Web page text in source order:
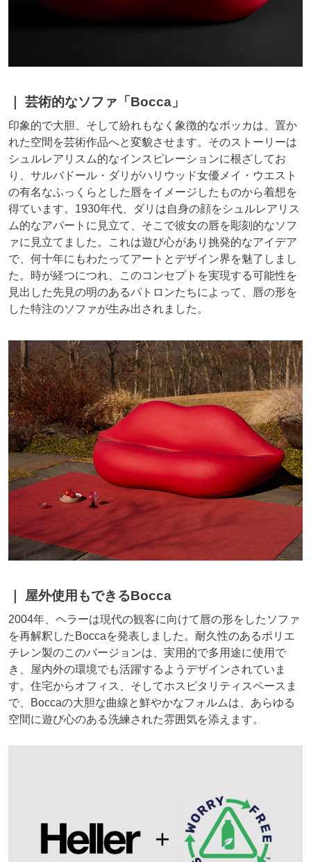
芸術的なソファ「Bocca」
印象的で大胆、そして紛れもなく象徴的なボッカは、置か
れた空間を芸術作品へと変貌させます。そのストーリーは
シュルレアリスム的なインスピレーションに根ざしてお
り、サルバドール・ダリがハリウッド女優メイ・ウエスト
の有名なふっくらとした唇をイメージしたものから着想を
得ています。1930年代、ダリは自身の顔をシュルレアリス
ム的なアパートに見立て、そこで彼女の唇を彫刻的なソフ
ァに見立てました。これは遊び心があり挑発的なアイデア
で、何十年にもわたってアートとデザイン界を魅了しまし
た。時が経つにつれ、このコンセプトを実現する可能性を
見出した先見の明のあるパトロンたちによって、唇の形を
した特注のソファが生み出されました。
屋外使用もできるBocca
2004年、ヘラーは現代の観客に向けて唇の形をしたソファ
を再解釈したBoccaを発表しました。耐久性のあるポリエ
チレン製のこのバージョンは、実用的で多用途に使用で
き、屋内外の環境でも活躍するようデザインされていま
す。住宅からオフィス、そしてホスピタリティスペースま
で、Boccaの大胆な曲線と鮮やかなフォルムは、あらゆる
空間に遊び心のある洗練された雰囲気を添えます。